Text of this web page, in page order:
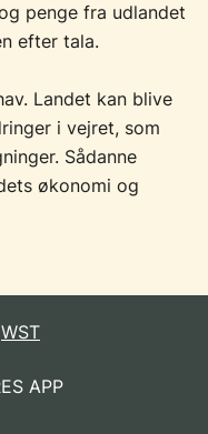
penge fra udlandet
efter tala.
Landet kan blive
i vejret, som
Sådanne
økonomi og
WST
APP